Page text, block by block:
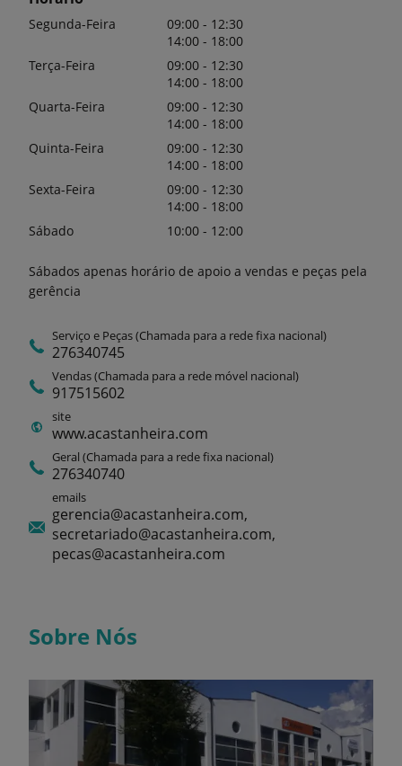
Segunda-Feira
09:00 - 12:30
14:00 - 18:00
Terça-Feira
09:00 - 12:30
14:00 - 18:00
Quarta-Feira
09:00 - 12:30
14:00 - 18:00
Quinta-Feira
09:00 - 12:30
14:00 - 18:00
Sexta-Feira
09:00 - 12:30
14:00 - 18:00
Sábado
10:00 - 12:00
Sábados apenas horário de apoio a vendas e peças pela
gerência
Serviço e Peças (Chamada para a rede fixa nacional)
276340745
Vendas (Chamada para a rede móvel nacional)
917515602
site
www.acastanheira.com
Geral (Chamada para a rede fixa nacional)
276340740
emails
gerencia@acastanheira.com,
secretariado@acastanheira.com,
pecas@acastanheira.com
Sobre Nós